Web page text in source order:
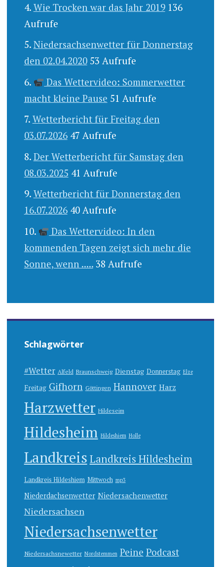
Wie Trocken war das Jahr 2019 136
Aufrufe
Niedersachsenwetter für Donnerstag
den 02.04.2020 53 Aufrufe
Das Wettervideo: Sommerwetter
macht kleine Pause 51 Aufrufe
Wetterbericht für Freitag den
03.07.2026 47 Aufrufe
Der Wetterbericht für Samstag den
08.03.2025 41 Aufrufe
Wetterbericht für Donnerstag den
16.07.2026 40 Aufrufe
Das Wettervideo: In den
kommenden Tagen zeigt sich mehr die
Sonne, wenn ..... 38 Aufrufe
Schlagwörter
#Wetter Alfeld Braunschweig Dienstag Donnerstag Elze
Freitag Gifhorn Göttingen Hannover Harz
Harzwetter Hildeseim
Hildesheim Hildeshiem Holle
Landkreis Landkreis Hildesheim
Landkreis Hildeshiem Mittwoch mp3
Niederdachsenwetter Niedersachenwetter
Niedersachsen
Niedersachsenwetter
Niedersachsnewetter Nordstemmen Peine Podcast